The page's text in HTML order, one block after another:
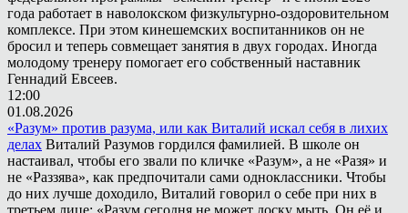
года работает в наволокском физкультурно-оздоровительном
комплексе. При этом кинешемских воспитанников он не
бросил и теперь совмещает занятия в двух городах. Иногда
молодому тренеру помогает его собственный наставник
Геннадий Евсеев.
12:00
01.08.2026
«Разум» против разума, или как Виталий искал себя в лихих
делах Виталий Разумов гордился фамилией. В школе он
настаивал, чтобы его звали по кличке «Разум», а не «Разя» и
не «Раззява», как предпочитали сами одноклассники. Чтобы
до них лучше доходило, Виталий говорил о себе при них в
третьем лице: «Разум сегодня не может доску мыть. Он её и